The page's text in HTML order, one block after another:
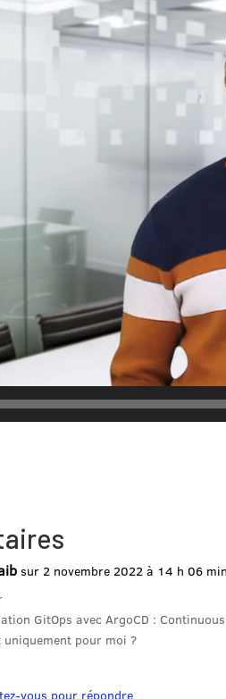
sur 2 novembre 2022 à 14 h 06 min
GitOps avec ArgoCD :
uniquement pour moi ?